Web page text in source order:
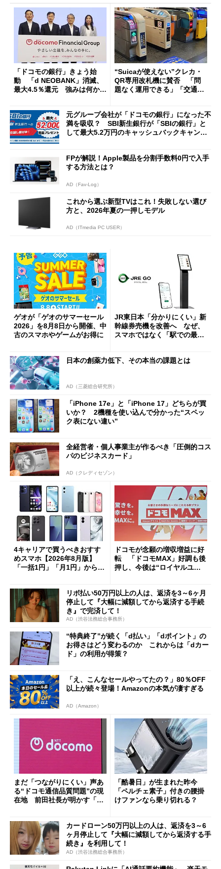
「ドコモの銀行」きょう始
動 「d NEOBANK」消滅、
最大4.5％還元 強みは何か解
“Suicaが使えない”クレカ・
QR専用改札機に賛否 「問
題なく運用できる」「交通系I
元グループ会社が「ドコモの銀行」になった不
満を吸収？ SBI新生銀行が「SBIの銀行」と
して最大5.2万円のキャッシュバックキャンペ
FPが解説！Apple製品を分割手数料0円で入手
する方法とは？
AD（Fav-Log）
これから選ぶ新型TVはこれ！失敗しない選び
方と、2026年夏の一押しモデル
AD（ITmedia PC USER）
ゲオが「ゲオのサマーセール
2026」を8月8日から開催、中
古のスマホやゲームがお得に
JR東日本「分かりにくい」新
幹線券売機を改善へ なぜ、
スマホではなく「駅での最短
日本の創薬力低下、その本当の課題とは
AD（三菱総合研究所）
「iPhone 17e」と「iPhone 17」どちらが買
いか？ 2機種を使い込んで分かった“スペッ
ク表にない違い”
全経営者・個人事業主が作るべき「圧倒的コス
パのビジネスカード」
AD（クレディセゾン）
4キャリアで買うべきおすす
めスマホ【2026年8月版】
「一括1円」「月1円」からお
ドコモが念願の増収増益に好
転 「ドコモMAX」好調も後
押し、今後は“ロイヤルユー
リボ払い50万円以上の人は、返済を3～6ヶ月
停止して『大幅に減額してから返済する手続
き』で完済して！
AD（渋谷法務総合事務所）
“特典終了”が続く「d払い」「dポイント」の
お得さはどう変わるのか これからは「dカー
ド」の利用が得策？
「え、こんなセールやってたの？」80％OFF
以上が続々登場！Amazonの本気が凄すぎる
AD（Amazon）
まだ「つながりにくい」声あ
る“ドコモ通信品質問題”の現
在地 前田社長が明かす「道
「酷暑日」が生まれた昨今
「ペルチェ素子」付きの腰掛
けファンなら乗り切れる？
カードローン50万円以上の人は、返済を3～6
ヶ月停止して『大幅に減額してから返済する手
続き』を利用して！
AD（渋谷法務総合事務所）